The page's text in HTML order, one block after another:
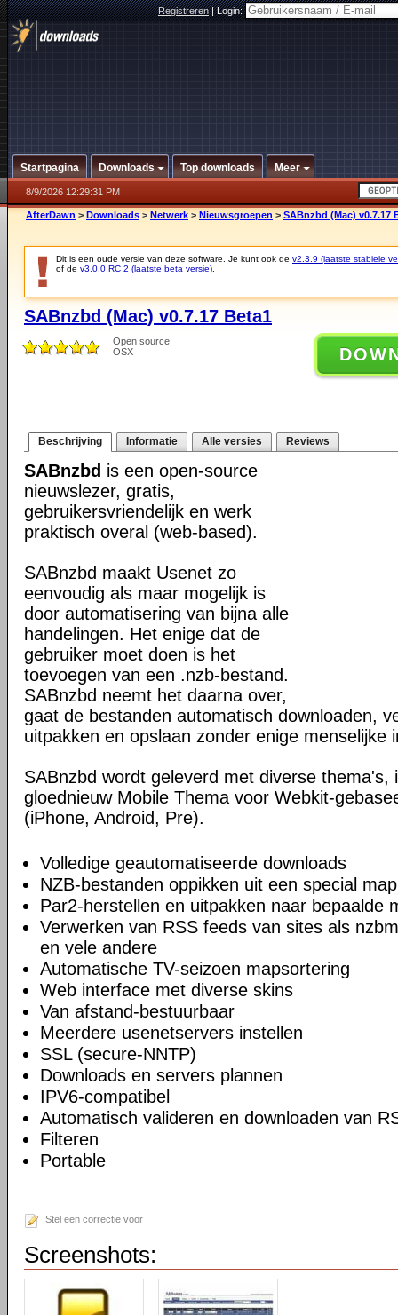
Registreren|Login:
Startpagina Downloads Top downloads Meer
8/9/2026 12:29:31 PM
AfterDawn > Downloads > Netwerk > Nieuwsgroepen > SABnzbd (Mac) v0.7.17
Dit is een oude versie van deze software. Je kunt ook de v2.3.9 (laatste stabiele
of de v3.0.0 RC 2 (laatste beta versie)
SABnzbd (Mac) v0.7.17 Beta1
Open source
OSX
Beschrijving Informatie Alle versies Reviews
SABnzbd is een open-source
nieuwslezer, gratis,
gebruikersvriendelijk en werk
praktisch overal (web-based).
SABnzbd maakt Usenet zo
eenvoudig als maar mogelijk is
door automatisering van bijna alle
handelingen. Het enige dat de
gebruiker moet doen is het
toevoegen van een .nzb-bestand.
SABnzbd neemt het daarna over,
gaat de bestanden automatisch downloaden,
uitpakken en opslaan zonder enige menselijke
SABnzbd wordt geleverd met diverse thema's,
gloednieuw Mobile Thema voor Webkit-
(iPhone, Android, Pre).
Volledige geautomatiseerde downloads
NZB-bestanden oppikken uit een special map
Par2-herstellen en uitpakken naar bepaalde
Verwerken van RSS feeds van sites als
en vele andere
Automatische TV-seizoen mapsortering
Web interface met diverse skins
Van afstand-bestuurbaar
Meerdere usenetservers instellen
SSL (secure-NNTP)
Downloads en servers plannen
IPV6-compatibel
Automatisch valideren en downloaden van
Filteren
Portable
Stel een correctie voor
Screenshots: